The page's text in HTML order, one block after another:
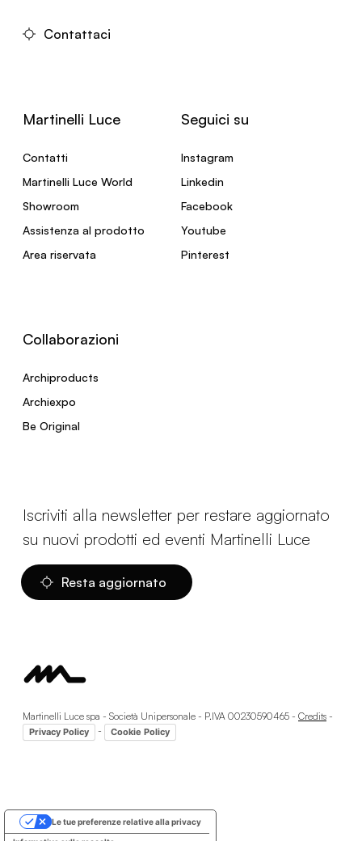
Contattaci
Martinelli Luce
Contatti
Martinelli Luce World
Showroom
Assistenza al prodotto
Area riservata
Seguici su
Instagram
Linkedin
Facebook
Youtube
Pinterest
Collaborazioni
Archiproducts
Archiexpo
Be Original
Iscriviti alla newsletter per restare aggiornato
su nuovi prodotti ed eventi Martinelli Luce
Resta aggiornato
Martinelli Luce spa - Società Unipersonale - P.IVA 00230590465 - Credits -
Privacy Policy - Cookie Policy
Le tue preferenze relative alla privacy